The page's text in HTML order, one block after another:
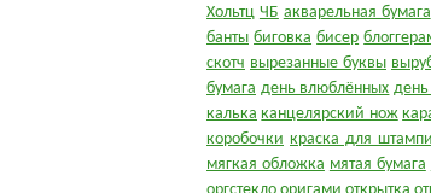
Хольтц ЧБ акварельная бумага
банты биговка бисер
скотч вырезанные буквы
бумага день влюблённых
калька канцелярский нож
коробочки краска для
мягкая обложка мятая бумага